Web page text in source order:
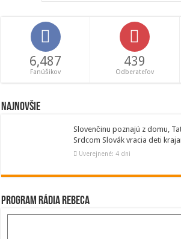
6,487
Fanúšikov
439
Odberateľov
Najnovšie
Slovenčinu poznajú z domu,
Srdcom Slovák vracia deti
Uverejnené: 4 dni
Program Rádia Rebeca